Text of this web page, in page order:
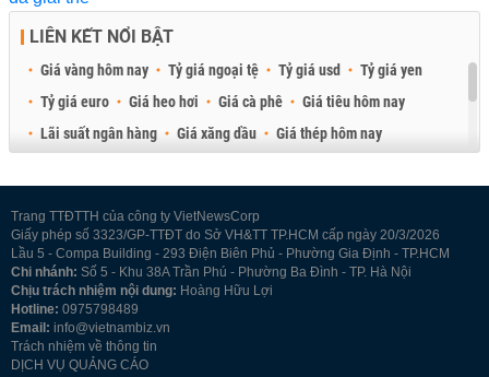
LIÊN KẾT NỔI BẬT
Giá vàng hôm nay Tỷ giá ngoại tệ Tỷ giá usd
Tỷ giá yen
Tỷ giá euro
Giá heo hơi Giá cà phê
Giá tiêu hôm nay
Lãi suất ngân hàng
Giá xăng dầu
Giá thép hôm nay
Trang TTĐTTH của công ty VietNewsCorp
Giấy phép số 3323/GP-TTĐT do Sở VH&TT TP.HCM cấp ngày 20/3/2026
Lầu 5 - Compa Building - 293 Điện Biên Phủ - Phường Gia Định - TP.HCM
Chi nhánh: Số 5 - Khu 38A Trần Phú - Phường Ba Đình - TP. Hà Nội
Chịu trách nhiệm nội dung: Hoàng Hữu Lợi
Hotline: 0975798489
Email: info@vietnambiz.vn
Trách nhiệm về thông tin
DỊCH VỤ QUẢNG CÁO